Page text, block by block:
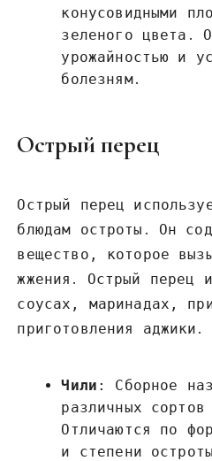
конусовидными
зеленого цвета․
урожайностью и
болезням․
Острый перец
Острый перец
блюдам остроты․ Он
вещество, которое
жжения․ Острый перец
соусах, маринадах,
приготовления аджики․
Чили : Сборное
различных
Отличаются по
и степени